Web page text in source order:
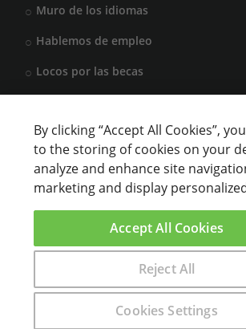
Encuentra aquí el curso
Muro de los idiomas
Hablemos de empleo
Locos por las becas
CENTROS DE FORMACIÓN
Anunciar cursos
USUARIOS
Aviso legal
By clicking “Accept All Cookies”,
to the storing of cookies on your
analyze and enhance site
marketing and display
Cookies Settings
Reject All
Accept All Cookies